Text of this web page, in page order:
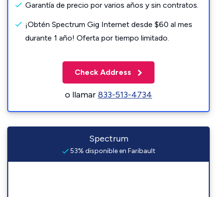
Garantía de precio por varios años y sin contratos.
¡Obtén Spectrum Gig Internet desde $60 al mes
durante 1 año! Oferta por tiempo limitado.
Check Address
o llamar833-513-4734
Spectrum
53% disponible en Faribault